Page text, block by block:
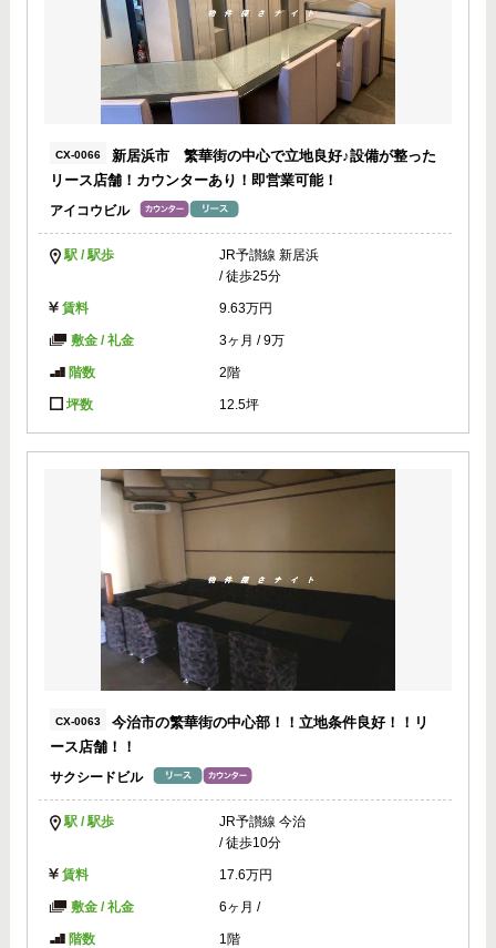
CX-0066
新居浜市 繁華街の中心で立地良好♪設備が整った
リース店舗！カウンターあり！即営業可能！
アイコウビル
駅 / 駅歩
JR予讃線 新居浜
/ 徒歩25分
賃料 9.63万円
敷金 / 礼金 3ヶ月 /9万
階数 2階
坪数 12.5坪
CX-0063
今治市の繁華街の中心部！！立地条件良好！！リ
ース店舗！！
サクシードビル
駅 / 駅歩
JR予讃線 今治
/ 徒歩10分
賃料 17.6万円
敷金 / 礼金 6ヶ月 /
階数 1階